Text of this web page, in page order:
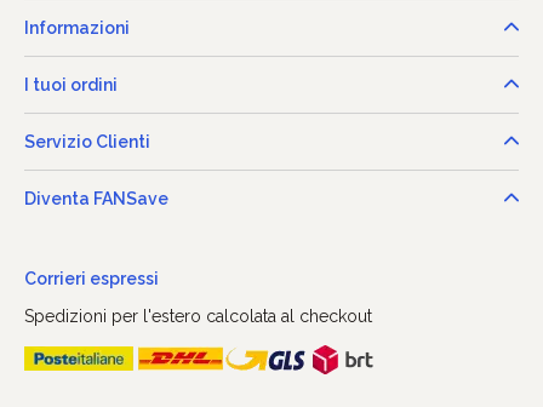
Informazioni
I tuoi ordini
Servizio Clienti
Diventa FANSave
Corrieri espressi
Spedizioni per l'estero calcolata al checkout